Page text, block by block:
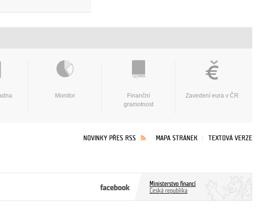
Monitor
Finanční
gramotnost
Zavedení eura v ČR
NOVINKY PŘES RSS MAPA STRÁNEK TEXTOVÁ VERZE
Ministerstvo financí
Česká republika